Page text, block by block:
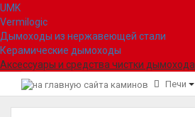
UMK
Vermilogic
Дымоходы из нержавеющей стали
Керамические дымоходы
Аксессуары и средства чистки дымохода
Печи